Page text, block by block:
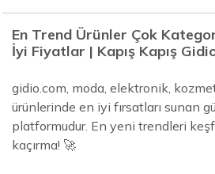
En Trend Ürünler Çok
İyi Fiyatlar | Kapış Kapış
gidio.com, moda, elektronik,
ürünlerinde en iyi fırsatları sunan
platformudur. En yeni trendleri
kaçırma! 🚀